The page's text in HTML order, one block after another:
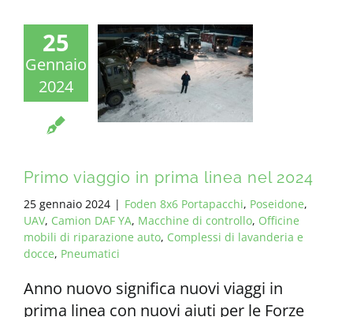
25
Gennaio
2024
Primo viaggio in prima linea nel 2024
25 gennaio 2024 | Foden 8x6 Portapacchi, Poseidone,
UAV, Camion DAF YA, Macchine di controllo, Officine
mobili di riparazione auto, Complessi di lavanderia e
docce, Pneumatici
Anno nuovo significa nuovi viaggi in
prima linea con nuovi aiuti per le Forze